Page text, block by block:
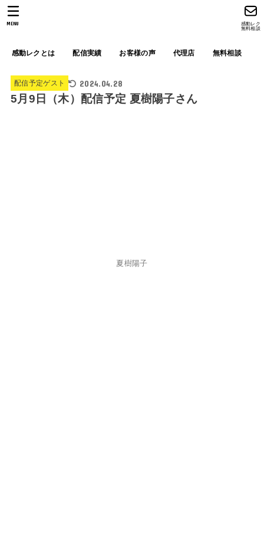
感動レクとは 配信実績 お客様の声 代理店 無料相談
感動レク
無料相談
MENU
配信予定ゲスト 2024.04.28
5月9日（木）配信予定 夏樹陽子さん
夏樹陽子